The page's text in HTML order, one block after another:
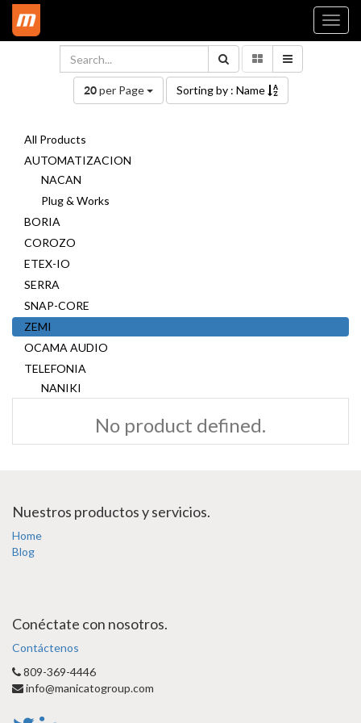
20per Page Sorting by : Name
All Products
AUTOMATIZACION
NACAN
Plug & Works
BORIA
COROZO
ETEX-IO
SERRA
SNAP-CORE
ZEMI
OCAMA AUDIO
TELEFONIA
NANIKI
No product defined.
Nuestros productos y servicios.
Home
Blog
Conéctate con nosotros.
Contáctenos
809-369-4446
info@manicatogroup.com